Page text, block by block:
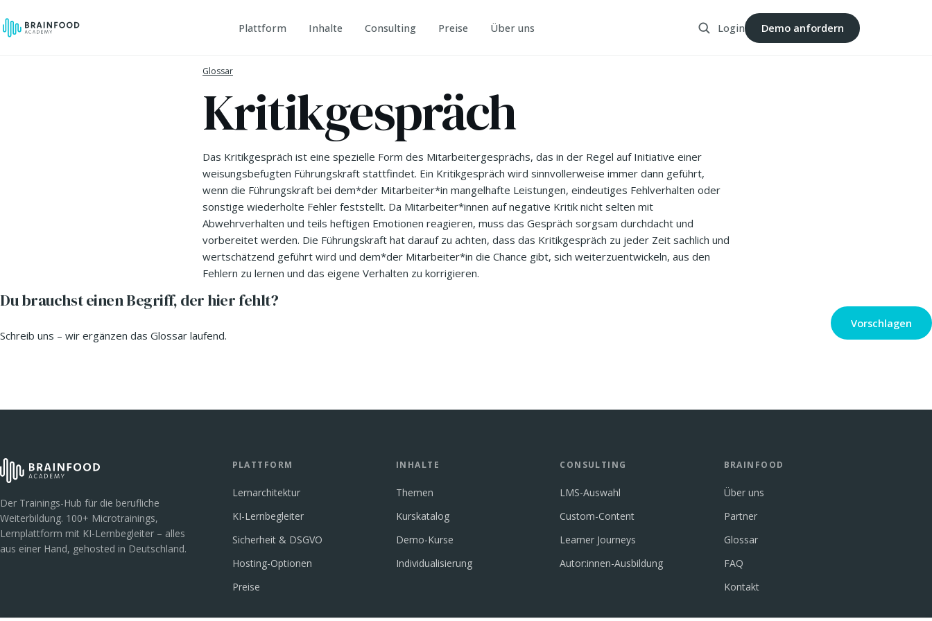
Plattform Inhalte Consulting Preise Über uns Login Demo anfordern
Glossar
Kritikgespräch
Das Kritikgespräch ist eine spezielle Form des Mitarbeitergesprächs, das in der Regel auf Initiative einer
weisungsbefugten Führungskraft stattfindet. Ein Kritikgespräch wird sinnvollerweise immer dann geführt,
wenn die Führungskraft bei dem*der Mitarbeiter*in mangelhafte Leistungen, eindeutiges Fehlverhalten oder
sonstige wiederholte Fehler feststellt. Da Mitarbeiter*innen auf negative Kritik nicht selten mit
Abwehrverhalten und teils heftigen Emotionen reagieren, muss das Gespräch sorgsam durchdacht und
vorbereitet werden. Die Führungskraft hat darauf zu achten, dass das Kritikgespräch zu jeder Zeit sachlich und
wertschätzend geführt wird und dem*der Mitarbeiter*in die Chance gibt, sich weiterzuentwickeln, aus den
Fehlern zu lernen und das eigene Verhalten zu korrigieren.
Du brauchst einen Begriff, der hier fehlt?
Schreib uns – wir ergänzen das Glossar laufend.
Vorschlagen
Der Trainings-Hub für die berufliche
Weiterbildung. 100+ Microtrainings,
Lernplattform mit KI-Lernbegleiter – alles
aus einer Hand, gehosted in Deutschland.
PLATTFORM
Lernarchitektur
KI-Lernbegleiter
Sicherheit & DSGVO
Hosting-Optionen
Preise
INHALTE
Themen
Kurskatalog
Demo-Kurse
Individualisierung
CONSULTING
LMS-Auswahl
Custom-Content
Learner Journeys
Autor:innen-Ausbildung
BRAINFOOD
Über uns
Partner
Glossar
FAQ
Kontakt